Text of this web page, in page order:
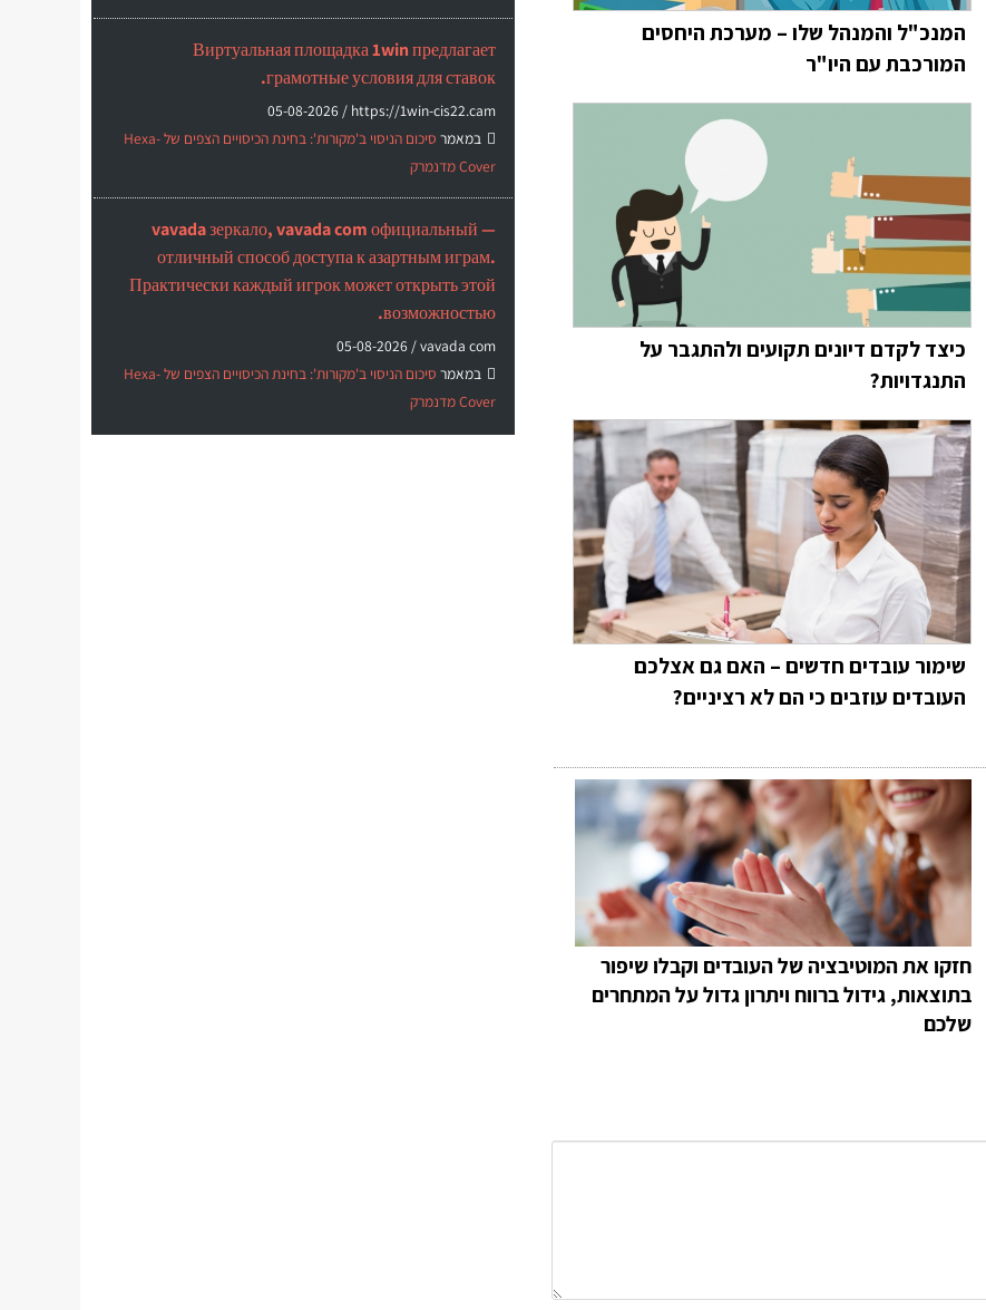
המנכ"ל והמנהל שלו – מערכת היחסים
המורכבת עם היו"ר
כיצד לקדם דיונים תקועים ולהתגבר על
התנגדויות?
שימור עובדים חדשים – האם גם אצלכם
העובדים עוזבים כי הם לא רציניים?
חזקו את המוטיבציה של העובדים וקבלו שיפור
בתוצאות, גידול ברווח ויתרון גדול על המתחרים
שלכם
Виртуальная площадка 1win предлагает
грамотные условия для ставок.
https://1win-cis22.cam /
05-08-2026
במאמר
סיכום הניסוי ב'מקורות': בחינת הכיסויים הצפים של Hexa-
Cover מדנמרק
vavada зеркало, vavada com официальный —
отличный способ доступа к азартным играм.
Практически каждый игрок может открыть этой
возможностью.
vavada com /
05-08-2026
במאמר
סיכום הניסוי ב'מקורות': בחינת הכיסויים הצפים של Hexa-
Cover מדנמרק